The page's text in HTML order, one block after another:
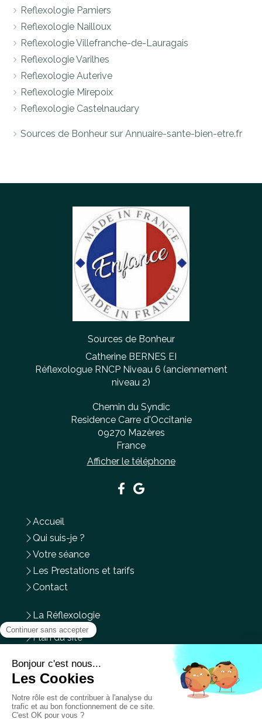
Reflexologie Pamiers
Reflexologie Nailloux
Reflexologie Villefranche-de-Lauragais
Reflexologie Varilhes
Reflexologie Auterive
Reflexologie Mirepoix
Reflexologie Castelnaudary
Sources de Bonheur sur Annuaire-sante-bien-etre.fr
Sources de Bonheur
Catherine BERNES EI
Réflexologue RNCP Niveau 6 (anciennement
niveau 2)
Chemin du Syndic
Residence Carre d'Occitanie
09270 Mazères
France
Afficher le téléphone
Accueil
Qui suis-je ?
Votre séance
Les Prestations et tarifs
Contact
La Réflexologie
Plan du site
LesLundi ,Mardi 9h30à
19h30
LeSamedide9h30 à17h